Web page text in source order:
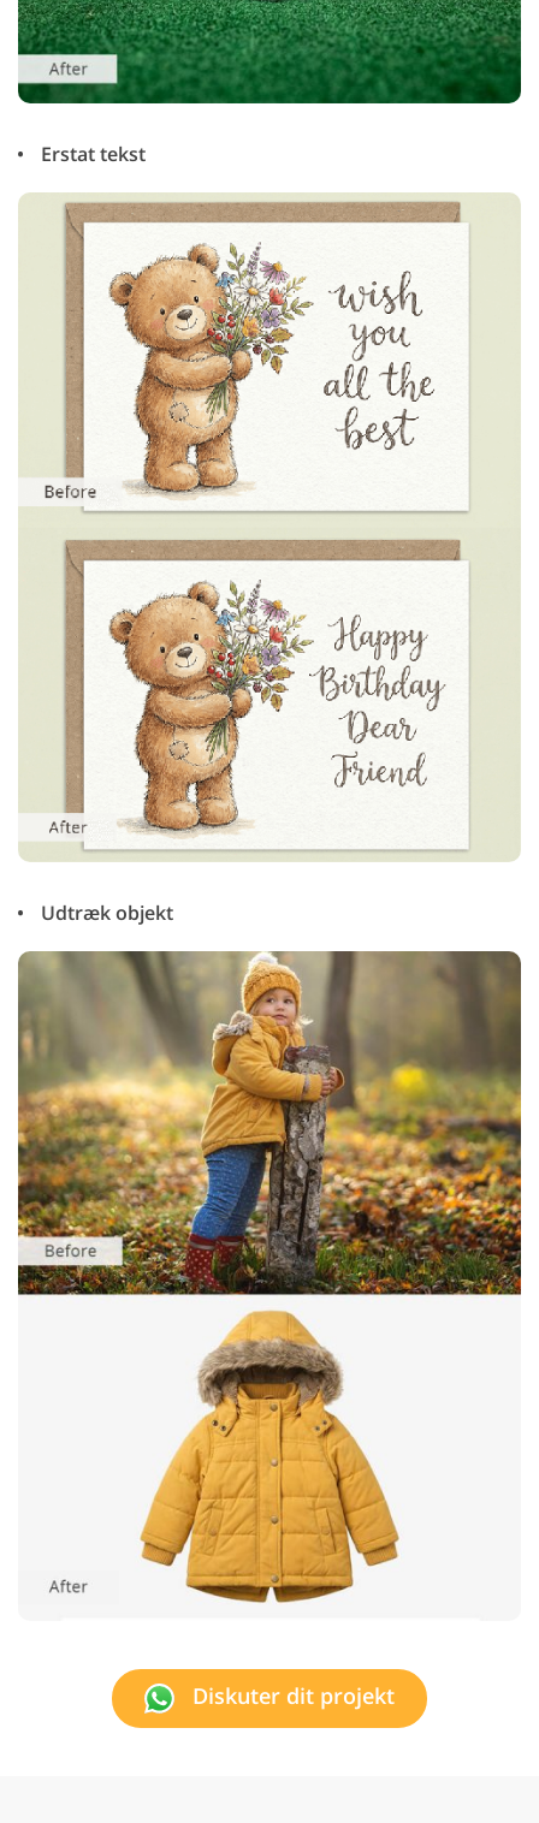
Erstat tekst
Udtræk objekt
Diskuter dit projekt